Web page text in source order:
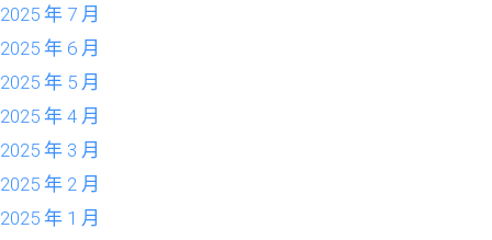
2025 年 7 月
2025 年 6 月
2025 年 5 月
2025 年 4 月
2025 年 3 月
2025 年 2 月
2025 年 1 月